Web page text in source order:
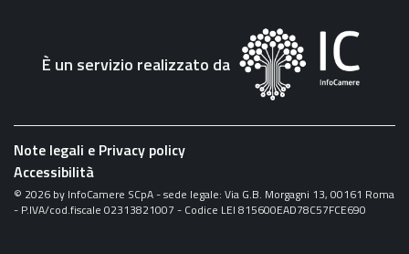
È un servizio realizzato da
Note legali e Privacy policy
Accessibilità
© 2026 by InfoCamere SCpA - sede legale: Via G.B. Morgagni 13, 00161 Roma
- P.IVA/cod.fiscale 02313821007 - Codice LEI 815600EAD78C57FCE690